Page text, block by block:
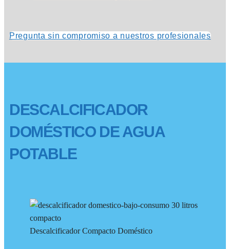
Pregunta sin compromiso a nuestros profesionales
DESCALCIFICADOR
DOMÉSTICO DE AGUA
POTABLE
Descalcificador Compacto Doméstico